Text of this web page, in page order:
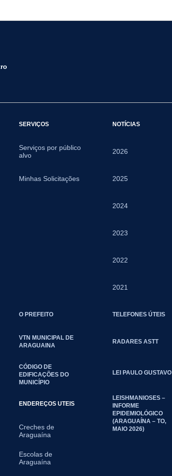
SERVIÇOS
Serviços por público
alvo
Minhas Solicitações
NOTÍCIAS
2026
2025
2024
2023
2022
2021
O PREFEITO TELEFONES ÚTEIS
VTN MUNICIPAL DE
ARAGUAINA
RADARES ASTT
CÓDIGO DE
EDIFICAÇÕES DO
MUNICÍPIO
LEI PAULO GUSTAVO
ENDEREÇOS UTEIS
Creches de
Araguaína
Escolas de
Araguaína
LEISHMANIOSES –
INFORME
EPIDEMIOLÓGICO
(ARAGUAÍNA – TO,
MAIO 2026)